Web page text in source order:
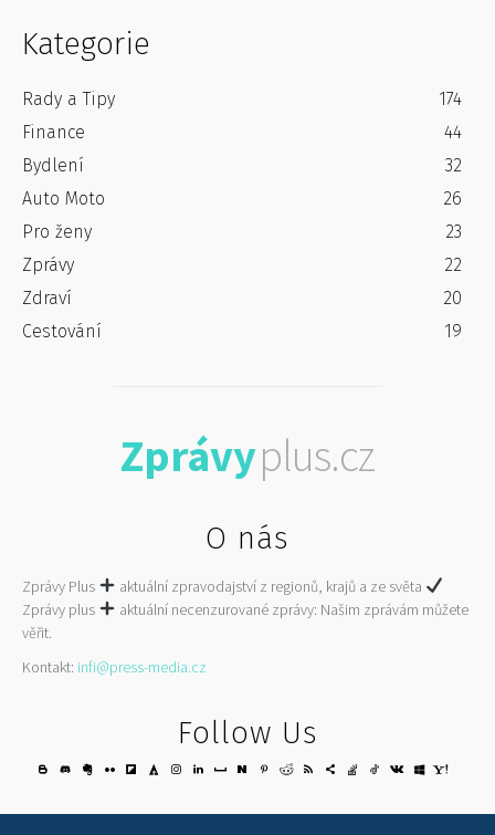
Kategorie
Rady a Tipy
174
Finance
44
Bydlení
32
Auto Moto
26
Pro ženy
23
Zprávy
22
Zdraví
20
Cestování
19
Zprávyplus.cz
O nás
Zprávy Plus
aktuální zpravodajství z regionů, krajů a ze světa
Zprávy plus
aktuální necenzurované zprávy: Našim zprávám můžete
věřit.
Kontakt: infi@press-media.cz
Follow Us